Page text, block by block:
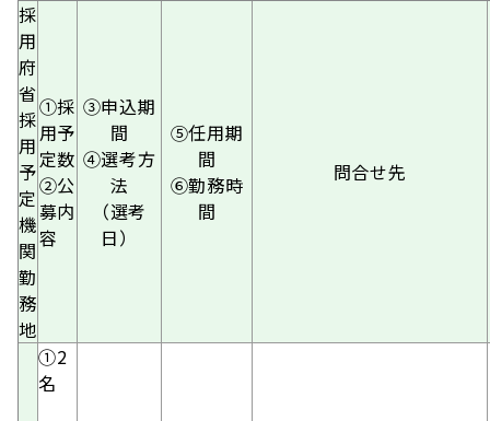
採
用
府
省
採
用
予
定
機
関
勤
務
地
①採
用予
定数
②公
募内
容
③申込期
間
④選考方
法
（選考
日）
⑤任用期
間
⑥勤務時
間
問合せ先
①2
名